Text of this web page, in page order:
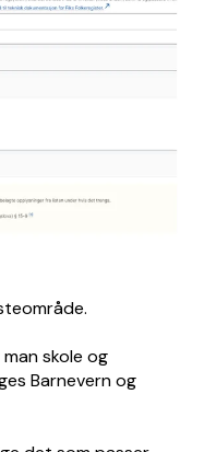
skole og
Barnevern og